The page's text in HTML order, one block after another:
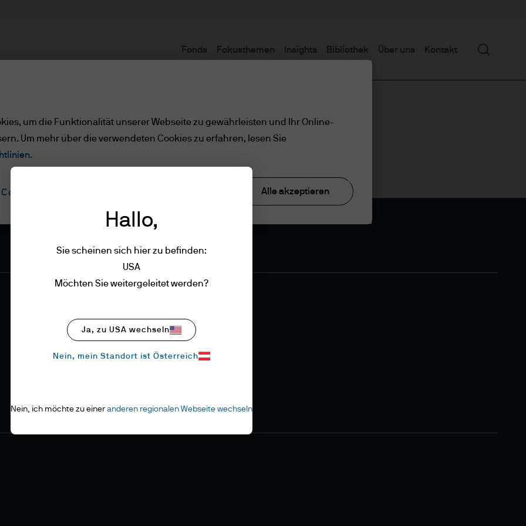
Fonds Fokusthemen Insights Bibliothek Über uns Kontakt Suchen
Hallo,
Sie scheinen sich hier zu befinden:
USA
Möchten Sie weitergeleitet werden?
Ja, zu USA wechseln
Nein, mein Standort ist Österreich
Nein, ich möchte zu einer anderen regionalen Webseite wechseln
um die Funktionalität unserer Webseite zu gewährleisten und Ihr Online-
Um mehr über die verwendeten Cookies zu erfahren, lesen Sie
Alle akzeptieren
Cookie-Einstellungen